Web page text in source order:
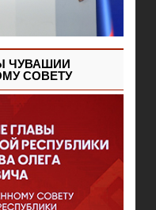
ЧУВАШИИ
СОВЕТУ